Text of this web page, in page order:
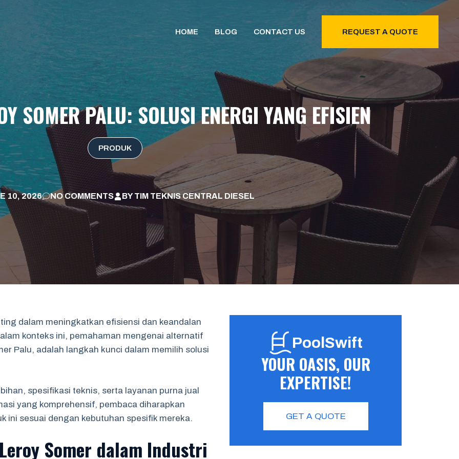
HOME BLOG CONTACT US REQUEST A QUOTE
SOMER PALU: SOLUSI ENERGI YANG EFISIEN
PRODUK
10, 2026 NO COMMENTS BYTIM TEKNIS CENTRAL DIESEL
dalam meningkatkan efisiensi dan keandalan
konteks ini, pemahaman mengenai alternatif
Palu, adalah langkah kunci dalam memilih solusi
spesifikasi teknis, serta layanan purna jual
yang komprehensif, pembaca diharapkan
ini sesuai dengan kebutuhan spesifik mereka.
Somer dalam Industri
PoolSwift
YOUR OASIS, OUR
EXPERTISE!
GET A QUOTE